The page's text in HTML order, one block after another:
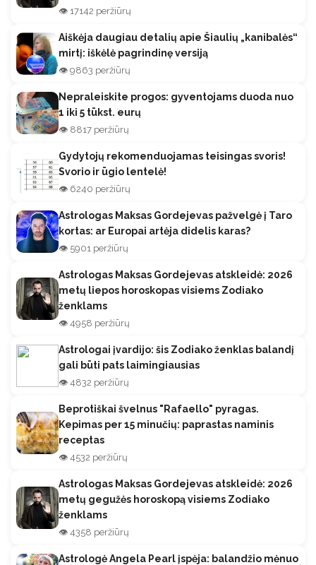
👁️ 17142 peržiūrų
Aiškėja daugiau detalių apie Šiaulių „kanibalės“
mirtį: iškėlė pagrindinę versiją
👁️ 9863 peržiūrų
Nepraleiskite progos: gyventojams duoda nuo
1 iki 5 tūkst. eurų
👁️ 8817 peržiūrų
Gydytojų rekomenduojamas teisingas svoris!
Svorio ir ūgio lentelė!
👁️ 6240 peržiūrų
Astrologas Maksas Gordejevas pažvelgė į Taro
kortas: ar Europai artėja didelis karas?
👁️ 5901 peržiūrų
Astrologas Maksas Gordejevas atskleidė: 2026
metų liepos horoskopas visiems Zodiako
ženklams
👁️ 4958 peržiūrų
Astrologai įvardijo: šis Zodiako ženklas balandį
gali būti pats laimingiausias
👁️ 4832 peržiūrų
Beprotiškai švelnus "Rafaello" pyragas.
Kepimas per 15 minučių: paprastas naminis
receptas
👁️ 4532 peržiūrų
Astrologas Maksas Gordejevas atskleidė: 2026
metų gegužės horoskopą visiems Zodiako
ženklams
👁️ 4358 peržiūrų
Astrologė Angela Pearl įspėja: balandžio mėnuo